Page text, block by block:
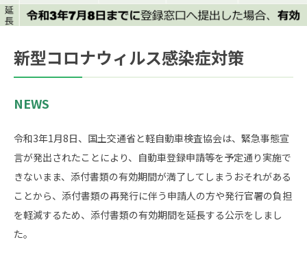
新型コロナウィルス感染症対策
NEWS
令和3年1月8日、国土交通省と軽自動車検査協会は、緊急事態宣
言が発出されたことにより、自動車登録申請等を予定通り実施で
きないまま、添付書類の有効期間が満了してしまうおそれがある
ことから、添付書類の再発行に伴う申請人の方や発行官署の負担
を軽減するため、添付書類の有効期間を延長する公示をしまし
た。